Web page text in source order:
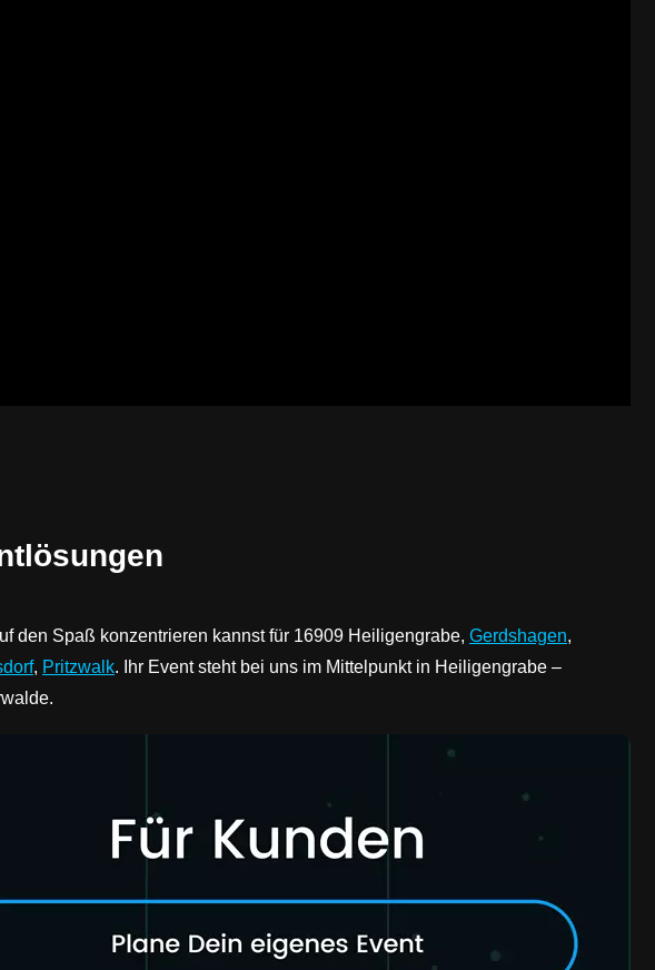
den Spaß konzentrieren kannst für 16909 Heiligengrabe, Gerdshagen,
, Pritzwalk. Ihr Event steht bei uns im Mittelpunkt in Heiligengrabe –